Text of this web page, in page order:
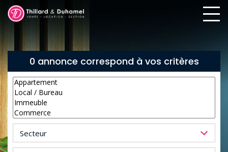
0 annonce correspond à vos critères
Secteur